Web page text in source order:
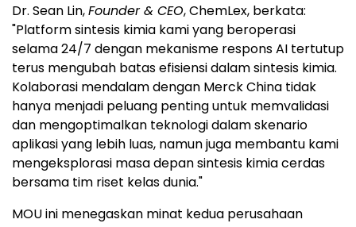
Dr. Sean Lin,Founder & CEO, ChemLex, berkata:
"Platform sintesis kimia kami yang beroperasi
selama 24/7 dengan mekanisme respons AI tertutup
terus mengubah batas efisiensi dalam sintesis kimia.
Kolaborasi mendalam dengan Merck China tidak
hanya menjadi peluang penting untuk memvalidasi
dan mengoptimalkan teknologi dalam skenario
aplikasi yang lebih luas, namun juga membantu kami
mengeksplorasi masa depan sintesis kimia cerdas
bersama tim riset kelas dunia."
MOU ini menegaskan minat kedua perusahaan